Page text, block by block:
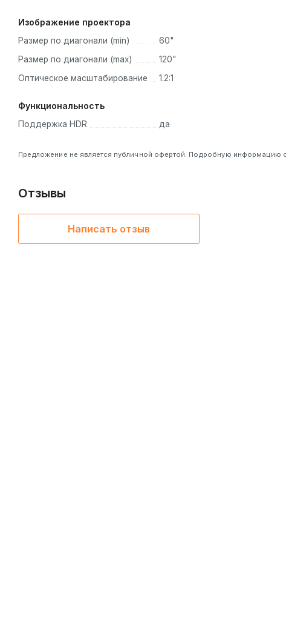
Изображение проектора
Размер по диагонали (min)
60"
Размер по диагонали (max)
120"
Оптическое масштабирование
1.2:1
Функциональность
Поддержка HDR да
Предложение не является публичной офертой. Подробную информацию
Отзывы
Написать отзыв